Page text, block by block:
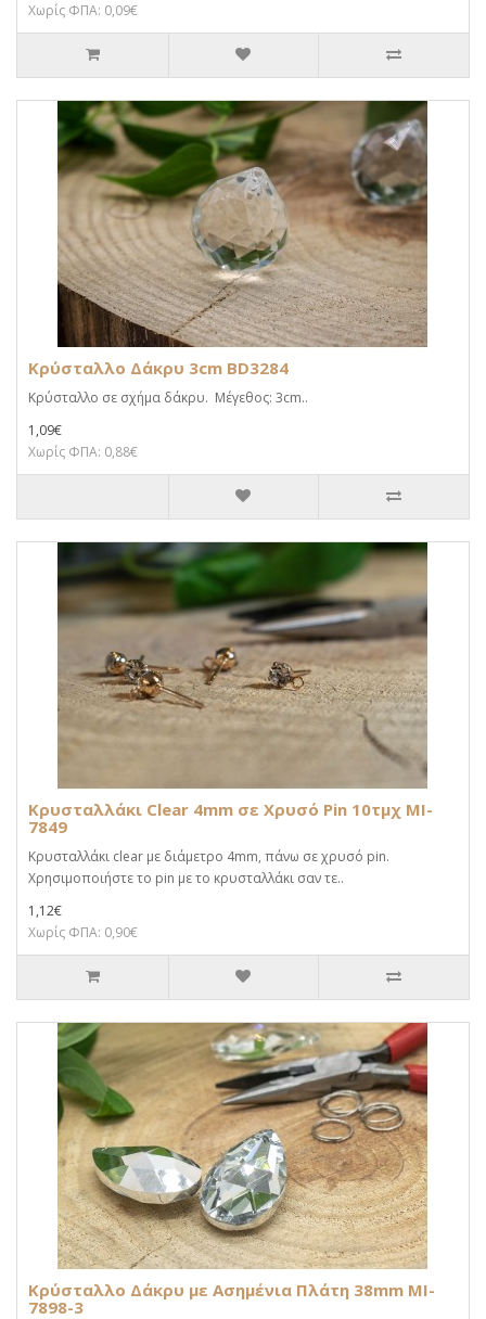
Χωρίς ΦΠΑ: 0,09€
Κρύσταλλο Δάκρυ 3cm BD3284
Κρύσταλλο σε σχήμα δάκρυ. Μέγεθος: 3cm..
1,09€
Χωρίς ΦΠΑ: 0,88€
Κρυσταλλάκι Clear 4mm σε Χρυσό Pin 10τμχ MI-
7849
Κρυσταλλάκι clear με διάμετρο 4mm, πάνω σε χρυσό pin.
Χρησιμοποιήστε το pin με το κρυσταλλάκι σαν τε..
1,12€
Χωρίς ΦΠΑ: 0,90€
Κρύσταλλο Δάκρυ με Ασημένια Πλάτη 38mm MI-
7898-3